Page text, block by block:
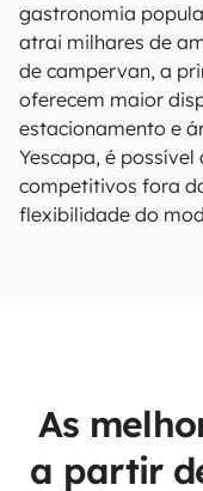
gastronomia
atrai milhares de
de campervan, a
oferecem maior
estacionamento e
Yescapa, é
competitivos fora
flexibilidade do
As
a partir